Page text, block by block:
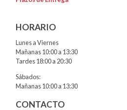
HORARIO
Lunes a Viernes
Mañanas 10:00 a 13:30
Tardes 18:00 a 20:30
Sábados:
Mañanas 10:00 a 13:30
CONTACTO